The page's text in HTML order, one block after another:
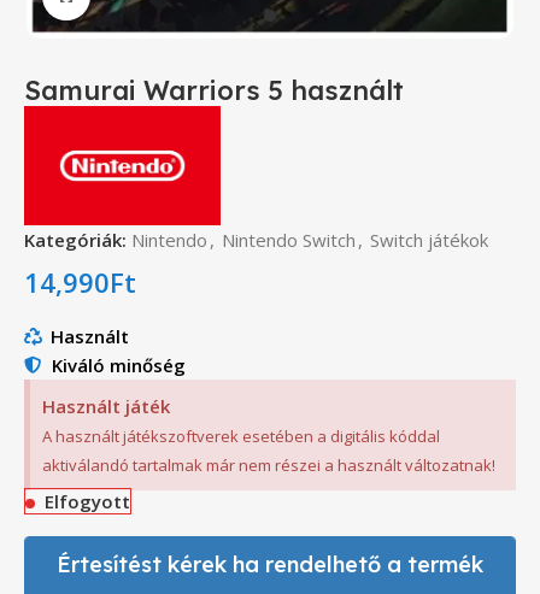
Samurai Warriors 5 használt
Kategóriák: Nintendo , Nintendo Switch , Switch játékok
14,990Ft
Használt
Kiváló minőség
Használt játék
A használt játékszoftverek esetében a digitális kóddal
aktiválandó tartalmak már nem részei a használt változatnak!
Elfogyott
Értesítést kérek ha rendelhető a termék